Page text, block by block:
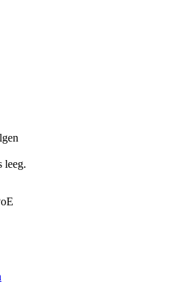
leeg.